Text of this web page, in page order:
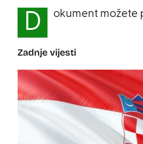
D okument možete
Zadnje vijesti